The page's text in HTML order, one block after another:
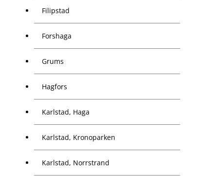
Filipstad
Forshaga
Grums
Hagfors
Karlstad, Haga
Karlstad, Kronoparken
Karlstad, Norrstrand